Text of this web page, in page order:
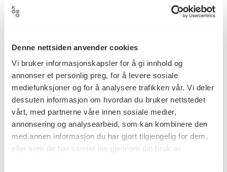
Denne nettsiden anvender cookies
Vi bruker informasjonskapsler for å gi innhold og
annonser et personlig preg, for å levere sosiale
mediefunksjoner og for å analysere trafikken vår. Vi deler
dessuten informasjon om hvordan du bruker nettstedet
vårt, med partnerne våre innen sosiale medier,
annonsering og analysearbeid, som kan kombinere den
med annen informasjon du har gjort tilgjengelig for dem,
eller som de har samlet inn gjennom din bruk av
Postadresse
Postboks 6994
St. Olavs plass
0130 Oslo
post@koro.no